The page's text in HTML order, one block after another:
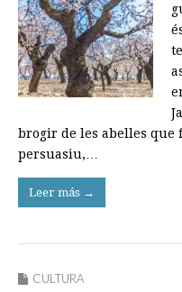
brogir de les abelles que
persuasiu,…
Leer más →
CULTURA